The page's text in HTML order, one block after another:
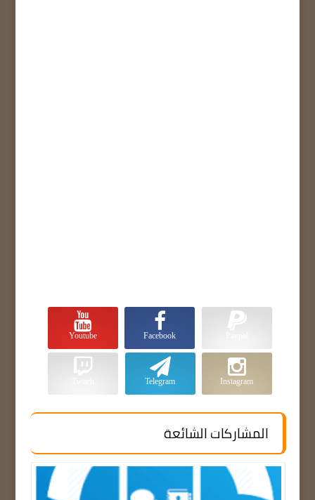
Facebook
Youtube
Instagram
Telegram
المشاركات الشائعة